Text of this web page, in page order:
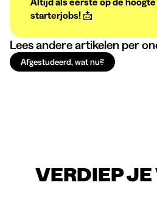
starterjobs! 📩
Lees andere artikelen per
Afgestudeerd, wat nu?
VERDIEP JE